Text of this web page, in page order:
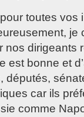
toutes vos
je
dirigeants
est bonne et
députés,
car ils
comme